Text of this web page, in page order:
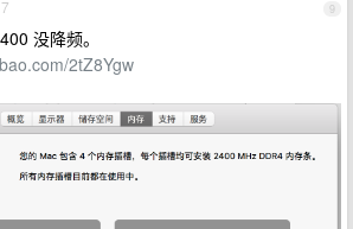
9
没降频。
2tZ8Ygw